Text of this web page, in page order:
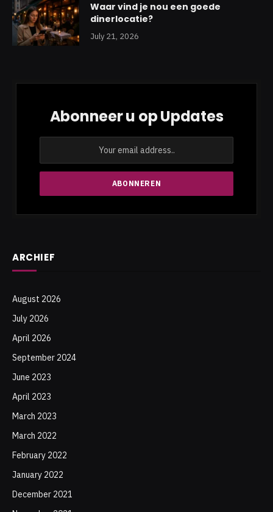
Waar vind je nou een goede
dinerlocatie?
July 21, 2026
Abonneer u op Updates
ARCHIEF
August 2026
July 2026
April 2026
September 2024
June 2023
April 2023
March 2023
March 2022
February 2022
January 2022
December 2021